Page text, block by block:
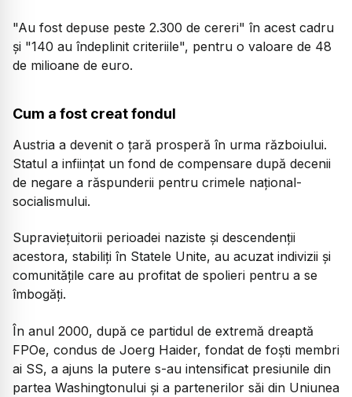
"Au fost depuse peste 2.300 de cereri" în acest cadru
şi "140 au îndeplinit criteriile", pentru o valoare de 48
de milioane de euro.
Cum a fost creat fondul
Austria a devenit o țară prosperă în urma războiului.
Statul a inființat un fond de compensare după decenii
de negare a răspunderii pentru crimele național-
socialismului.
Supraviețuitorii perioadei naziste și descendenții
acestora, stabiliți în Statele Unite, au acuzat indivizii și
comunitățile care au profitat de spolieri pentru a se
îmbogăți.
În anul 2000, după ce partidul de extremă dreaptă
FPOe, condus de Joerg Haider, fondat de foşti membri
ai SS, a ajuns la putere s-au intensificat presiunile din
partea Washingtonului și a partenerilor săi din Uniunea